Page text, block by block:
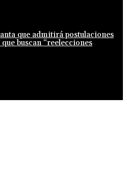
que admitirá postulaciones
buscan “reelecciones